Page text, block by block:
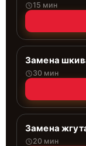
15 мин
Замена
30 мин
Замена
20 мин